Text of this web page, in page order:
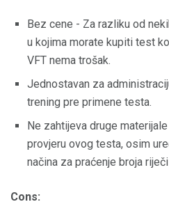
Bez cene - Za razliku od
u kojima morate kupiti test
VFT nema trošak.
Jednostavan za
trening pre primene testa.
Ne zahtijeva druge
provjeru ovog testa, osim
načina za praćenje broja
Cons: